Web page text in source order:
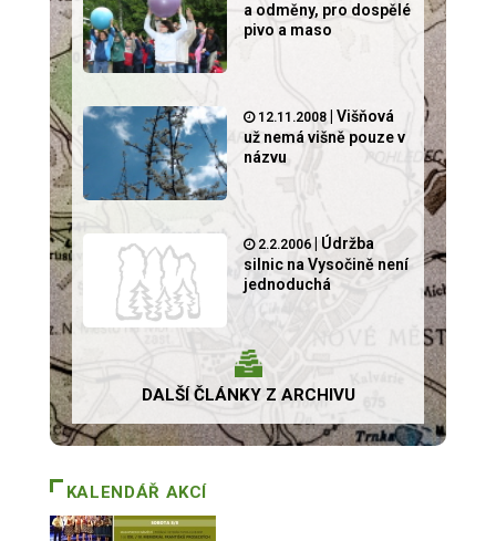
KALENDÁŘ AKCÍ
a odměny, pro dospělé
pivo a maso
12.11.2008| Višňová
už nemá višně pouze v
názvu
2.2.2006| Údržba
silnic na Vysočině není
jednoduchá
DALŠÍ ČLÁNKY Z ARCHIVU